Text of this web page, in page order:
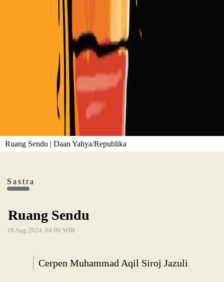
Ruang Sendu | Daan Yahya/Republika
Sastra
Ruang Sendu
18 Aug 2024, 04:00 WIB
Cerpen Muhammad Aqil Siroj Jazuli